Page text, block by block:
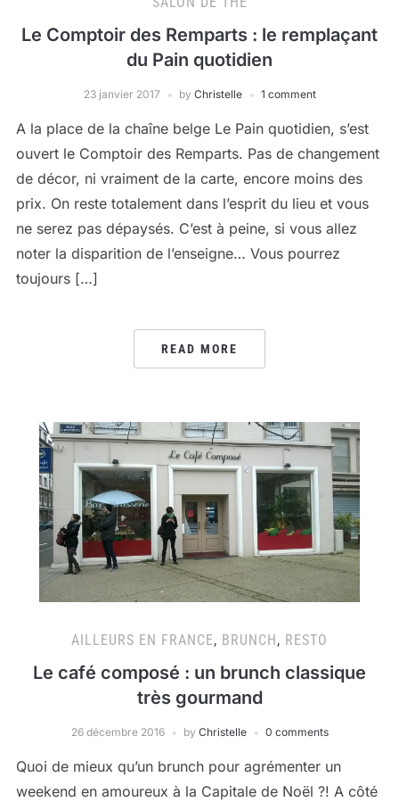
Le Comptoir des Remparts : le remplaçant
du Pain quotidien
23 janvier 2017 by Christelle 1 comment
A la place de la chaîne belge Le Pain quotidien, s’est
ouvert le Comptoir des Remparts. Pas de changement
de décor, ni vraiment de la carte, encore moins des
prix. On reste totalement dans l’esprit du lieu et vous
ne serez pas dépaysés. C’est à peine, si vous allez
noter la disparition de l’enseigne… Vous pourrez
toujours […]
READ MORE
AILLEURS EN FRANCE, BRUNCH, RESTO
Le café composé : un brunch classique
très gourmand
26 décembre 2016 by Christelle 0 comments
Quoi de mieux qu’un brunch pour agrémenter un
weekend en amoureux à la Capitale de Noël ?! A côté